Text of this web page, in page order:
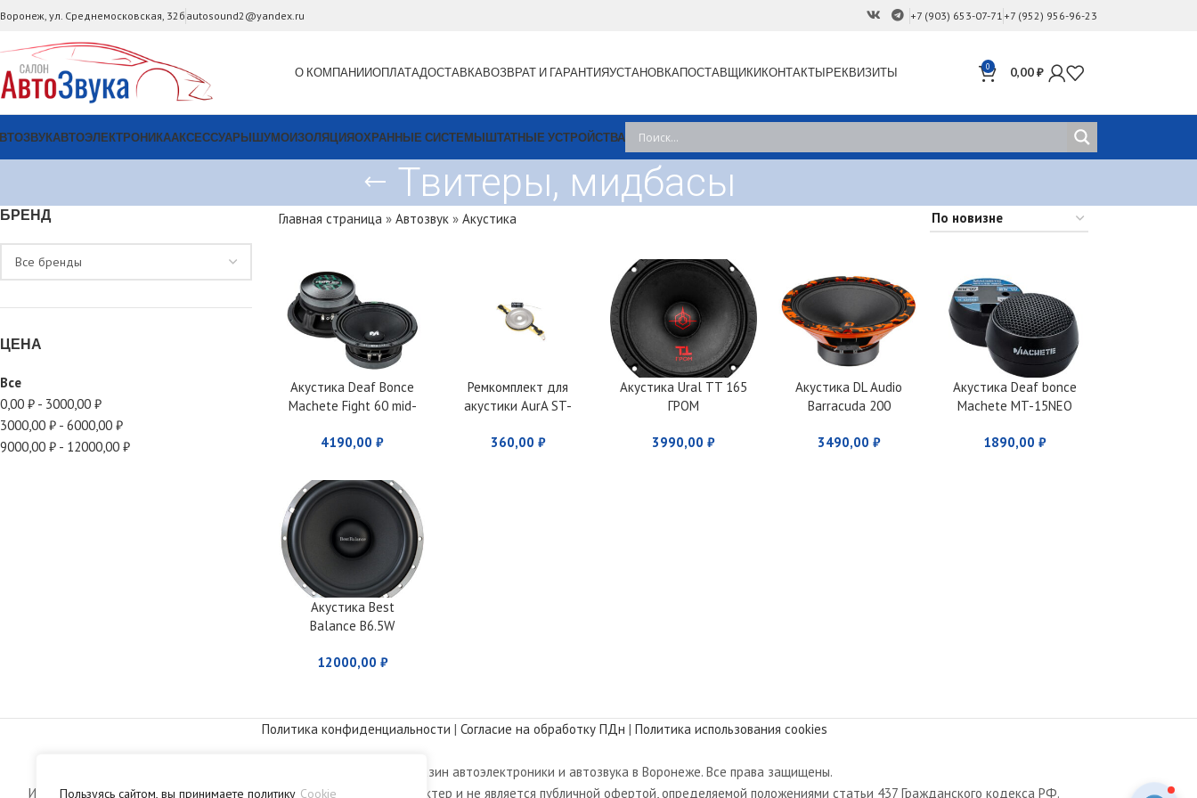
Пользуясь сайтом, вы принимаете политику Cookie
Воронеж, ул. Среднемосковская, 32б autosound2@yandex.ru +7 (903) 653-07-71 +7 (952) 956-96-23
О КОМПАНИИОПЛАТАДОСТАВКАВОЗВРАТ И ГАРАНТИЯУСТАНОВКАПОСТАВЩИКИКОНТАКТЫРЕКВИЗИТЫ 0 0,00₽
АВТОЭЛЕКТРОНИКААКСЕССУАРЫШУМОИЗОЛЯЦИЯОХРАННЫЕ СИСТЕМЫШТАТНЫЕ УСТРОЙСТВА
Твитеры, мидбасы
БРЕНД
ЦЕНА
Все
0,00 ₽ - 3000,00 ₽
3000,00 ₽ - 6000,00 ₽
9000,00 ₽ - 12000,00 ₽
Главная страница» Автозвук» Акустика
Акустика Deaf Bonce
Machete Fight 60 mid-
4190,00₽
Ремкомплект для
акустики AurA ST-
360,00 ₽
Акустика Ural TT 165
ГРОМ
3990,00 ₽
Акустика DL Audio
Barracuda 200
3490,00 ₽
Акустика Deaf bonce
Machete MT-15NEO
1890,00 ₽
Акустика Best
Balance B6.5W
12000,00 ₽
Политика конфиденциальности | Согласие на обработку ПДн | Политика использования cookies
© 2009-2026. Интернет-магазин автоэлектроники и автозвука в Воронеже. Все права защищены.
Информация, размещенная на сайте, носит информационный характер и не является публичной офертой, определяемой положениями статьи 437 Гражданского кодекса РФ.